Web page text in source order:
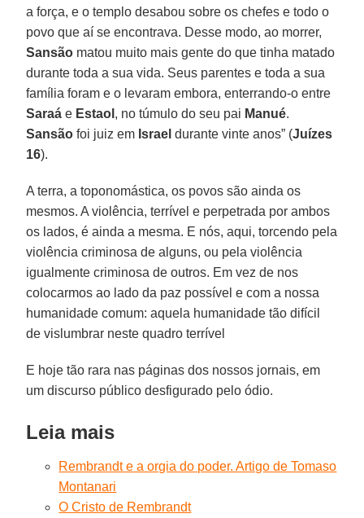
a força, e o templo desabou sobre os chefes e todo o
povo que aí se encontrava. Desse modo, ao morrer,
Sansão matou muito mais gente do que tinha matado
durante toda a sua vida. Seus parentes e toda a sua
família foram e o levaram embora, enterrando-o entre
Saraá e Estaol , no túmulo do seu pai Manué.
Sansão foi juiz em Israel durante vinte anos” (Juízes
16).
A terra, a toponomástica, os povos são ainda os
mesmos. A violência, terrível e perpetrada por ambos
os lados, é ainda a mesma. E nós, aqui, torcendo pela
violência criminosa de alguns, ou pela violência
igualmente criminosa de outros. Em vez de nos
colocarmos ao lado da paz possível e com a nossa
humanidade comum: aquela humanidade tão difícil
de vislumbrar neste quadro terrível
E hoje tão rara nas páginas dos nossos jornais, em
um discurso público desfigurado pelo ódio.
Leia mais
Rembrandt e a orgia do poder. Artigo de Tomaso
Montanari
O Cristo de Rembrandt